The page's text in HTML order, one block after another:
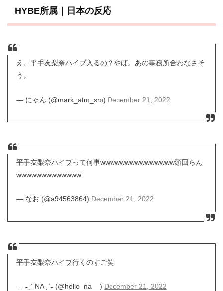
HYBE所属｜日本の反応
え、平手友梨奈ハイブ入るの？やば。あの事務所合わなさそ
う。
— にゃん (@mark_atm_sm) December 21, 2022
平手友梨奈ハイブって何事wwwwwwwwwwwwwww頭回らん
wwwwwwwwwwwww
— なお (@a94563864) December 21, 2022
平手友梨奈ハイブ行くのすご笑
— ˗ˏˋ NA ˎˊ˗ (@hello_na__) December 21, 2022